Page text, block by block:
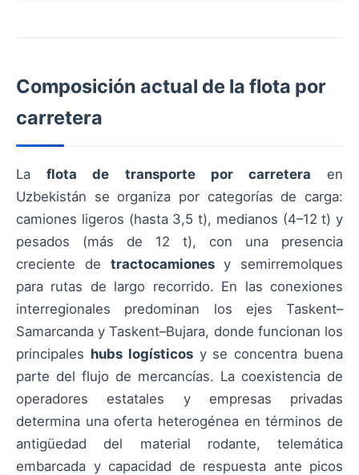
Composición actual de la flota por
carretera
Laflota de transporte por carretera en
Uzbekistán se organiza por categorías de carga:
camiones ligeros (hasta 3,5 t), medianos (4–12 t) y
pesados (más de 12 t), con una presencia
creciente de tractocamionesy semirremolques
para rutas de largo recorrido. En las conexiones
interregionales predominan los ejes Taskent–
Samarcanda y Taskent–Bujara, donde funcionan los
principales hubs logísticosy se concentra buena
parte del flujo de mercancías. La coexistencia de
operadores estatales y empresas privadas
determina una oferta heterogénea en términos de
antigüedad del material rodante, telemática
embarcada y capacidad de respuesta ante picos